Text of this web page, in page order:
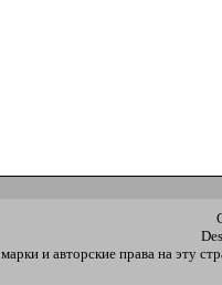
и авторские права на эту